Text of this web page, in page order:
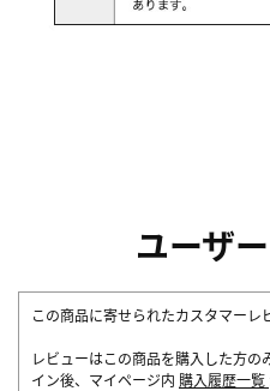
ユーザ
この商品に寄せられたカスタマーレ
レビューはこの商品を購入した方
イン後、マイページ内 購入履歴一覧